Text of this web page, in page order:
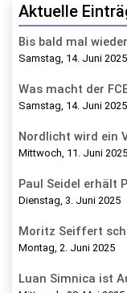
Aktuelle
Bis bald mal
Samstag, 14. Juni 2025
Was macht der
Samstag, 14. Juni 2025
Nordlicht wird ein
Mittwoch, 11. Juni 2025
Paul Seidel erhält
Dienstag, 3. Juni 2025
Moritz Seiffert
Montag, 2. Juni 2025
Luan Simnica ist